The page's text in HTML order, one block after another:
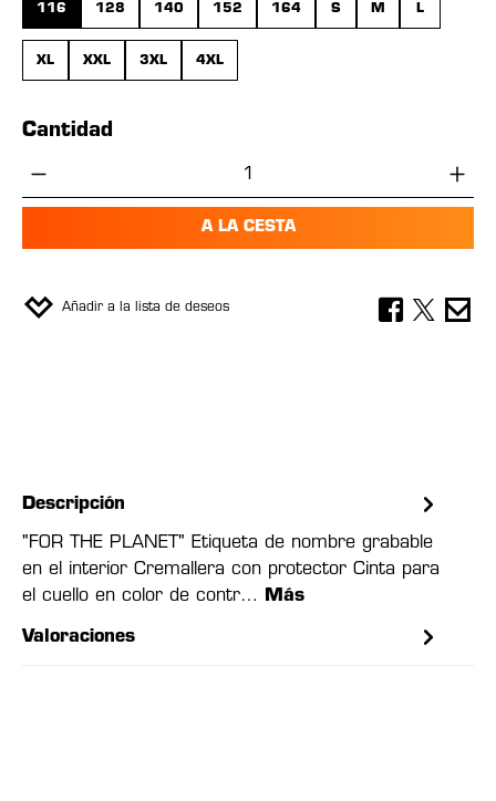
116 128 140 152 164 S M L
XL XXL 3XL 4XL
Cantidad
Cantidad del producto: introduce la
A LA CESTA
Añadir a la lista de deseos
Descripción
"FOR THE PLANET" Etiqueta de nombre grabable
en el interior Cremallera con protector Cinta para
el cuello en color de contr…
Más
Valoraciones